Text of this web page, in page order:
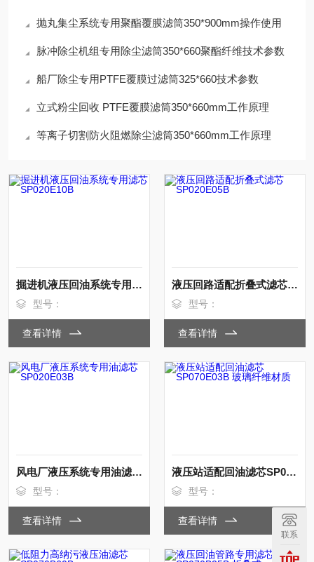
抛丸集尘系统专用聚酯覆膜滤筒350*900mm操作使用
脉冲除尘机组专用除尘滤筒350*660聚酯纤维技术参数
船厂除尘专用PTFE覆膜过滤筒325*660技术参数
立式粉尘回收 PTFE覆膜滤筒350*660mm工作原理
等离子切割防火阻燃除尘滤筒350*660mm工作原理
掘进机液压回油系统专用滤芯SP020E10B
型号：
查看详情
液压回路适配折叠式滤芯SP020E05B
型号：
查看详情
风电厂液压系统专用油滤芯SP020E03B
型号：
查看详情
液压站适配回油滤芯SP070E03B 玻璃纤维材质
型号：
查看详情
联系